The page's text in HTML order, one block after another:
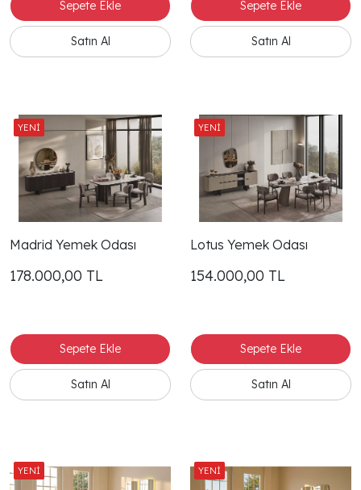
Madrid Yemek Odası
178.000,00 TL
Lotus Yemek Odası
154.000,00 TL